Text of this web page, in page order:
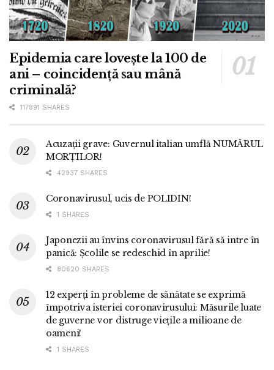
Epidemia care lovește la 100 de
ani – coincidență sau mână
criminală?
117891 SHARES
Acuzații grave: Guvernul italian umflă NUMĂRUL
MORȚILOR!
42937 SHARES
Coronavirusul, ucis de POLIDIN!
1 SHARES
Japonezii au învins coronavirusul fără să intre în
panică: Școlile se redeschid în aprilie!
80620 SHARES
12 experți în probleme de sănătate se exprimă
împotriva isteriei coronavirusului: Măsurile luate
de guverne vor distruge viețile a milioane de
oameni!
1 SHARES